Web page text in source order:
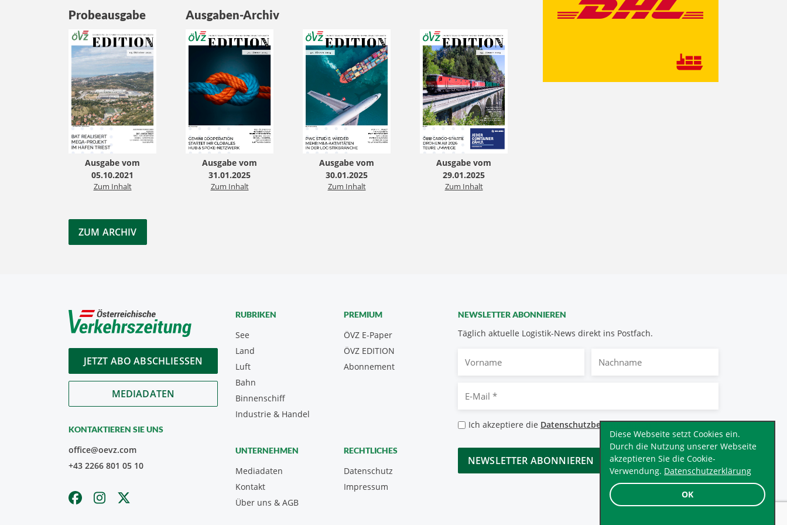
OK
Diese Webseite setzt Cookies ein.
Durch die Nutzung unserer Webseite
akzeptieren Sie die Cookie-
Verwendung. Datenschutzerklärung
Probeausgabe
Ausgabe vom
05.10.2021
Zum Inhalt
Ausgaben-Archiv
Ausgabe vom
31.01.2025
Zum Inhalt
Ausgabe vom
30.01.2025
Zum Inhalt
Ausgabe vom
29.01.2025
Zum Inhalt
ZUM ARCHIV
JETZT ABO ABSCHLIESSEN
MEDIADATEN
KONTAKTIEREN SIE UNS
office@oevz.com
+43 2266 801 05 10
NEWSLETTER ABONNIEREN
Täglich aktuelle Logistik-News direkt ins Postfach.
Mail
Datenschutzbestimmungen
Ich akzeptiere die Datenschutzbestimmungen.*
CAPTCHA
RUBRIKEN
See
Land
Luft
Bahn
Binnenschiff
Industrie & Handel
PREMIUM
ÖVZ E-Paper
Abonnement
ÖVZ EDITION
UNTERNEHMEN
Mediadaten
Kontakt
Über uns & AGB
RECHTLICHES
Datenschutz
Impressum